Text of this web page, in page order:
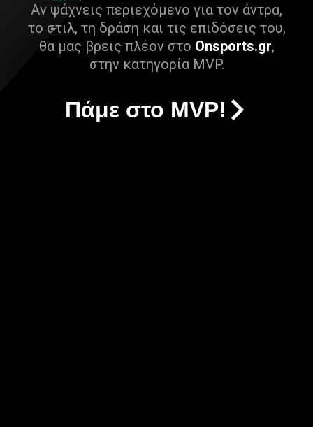
Αν ψάχνεις περιεχόμενο για τον άντρα,
το στιλ, τη δράση και τις επιδόσεις του,
θα μας βρεις πλέον στο Onsports.gr,
στην κατηγορία MVP.
Πάμε στο MVP!